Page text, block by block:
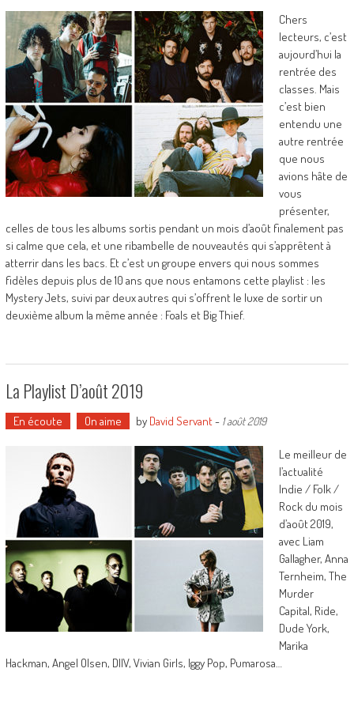
Chers
lecteurs, c’est
aujourd’hui la
rentrée des
classes. Mais
c’est bien
entendu une
autre rentrée
que nous
avions hâte de
vous
présenter,
celles de tous les albums sortis pendant un mois d’août finalement pas
si calme que cela, et une ribambelle de nouveautés qui s’apprêtent à
atterrir dans les bacs. Et c’est un groupe envers qui nous sommes
fidèles depuis plus de 10 ans que nous entamons cette playlist : les
Mystery Jets, suivi par deux autres qui s’offrent le luxe de sortir un
deuxième album la même année : Foals et Big Thief.
La Playlist D’août 2019
En écoute On aime by David Servant- 1 août 2019
Le meilleur de
l’actualité
Indie / Folk /
Rock du mois
d’août 2019,
avec Liam
Gallagher, Anna
Ternheim, The
Murder
Capital, Ride,
Dude York,
Marika
Hackman, Angel Olsen, DIIV, Vivian Girls, Iggy Pop, Pumarosa…